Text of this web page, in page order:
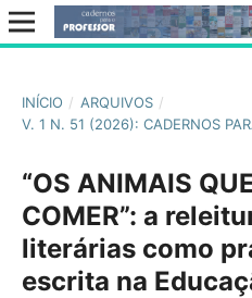
INÍCIO / ARQUIVOS /
V. 1 N. 51 (2026): CADERNOS
“OS ANIMAIS
COMER”: a
literárias como
escrita na